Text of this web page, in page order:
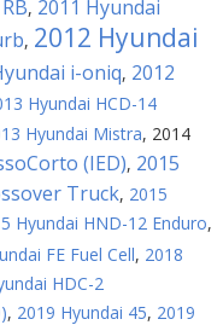
, 2011 Hyundai
, 2012 Hyundai
i-oniq, 2012
Hyundai HCD-14
Hyundai Mistra, 2014
(IED), 2015
Truck, 2015
Hyundai HND-12 Enduro,
FE Fuel Cell, 2018
HDC-2
, 2019 Hyundai 45, 2019